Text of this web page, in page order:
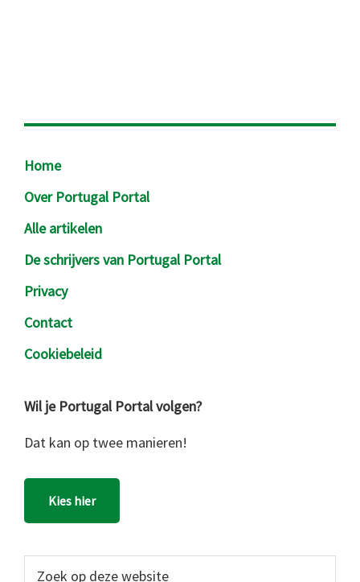
Footer
Home
Over Portugal Portal
Alle artikelen
De schrijvers van Portugal Portal
Privacy
Contact
Cookiebeleid
Wil je Portugal Portal volgen?
Dat kan op twee manieren!
Kies hier